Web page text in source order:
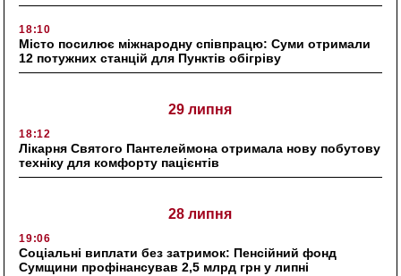
18:10
Місто посилює міжнародну співпрацю: Суми отримали
12 потужних станцій для Пунктів обігріву
29 липня
18:12
Лікарня Святого Пантелеймона отримала нову побутову
техніку для комфорту пацієнтів
28 липня
19:06
Соціальні виплати без затримок: Пенсійний фонд
Сумщини профінансував 2,5 млрд грн у липні